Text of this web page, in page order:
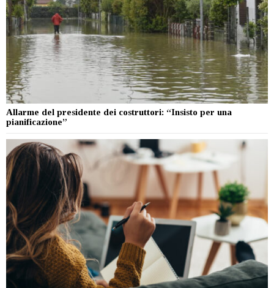
Allarme del presidente dei costruttori: “Insisto per una
pianificazione”